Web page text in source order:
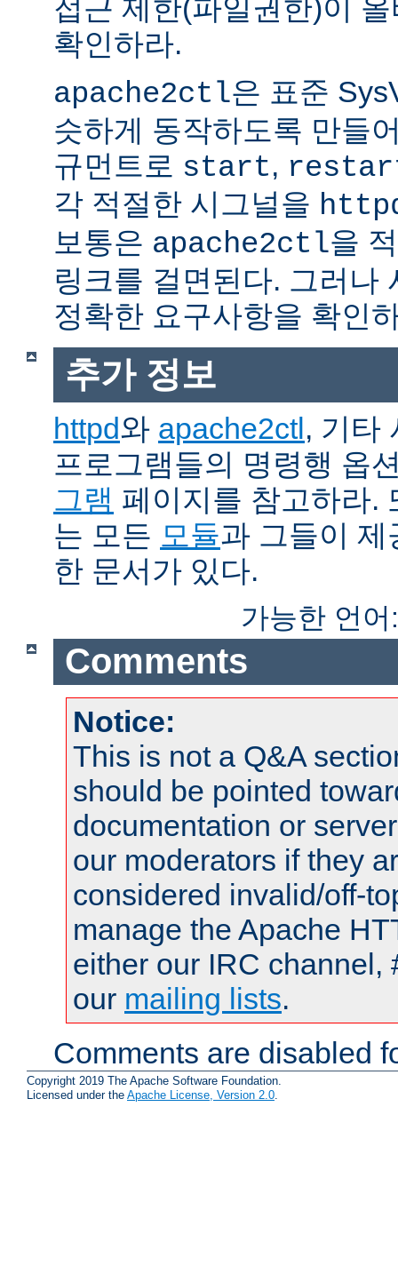
접근 제한(파일권한)이
확인하라.
apache2ctl은 표준
슷하게 동작하도록 만들
규먼트로 start,
각 적절한 시그널을
보통은 apache2ctl을
링크를 걸면된다. 그러나
정확한 요구사항을 확인
추가 정보
httpd와 apache2ctl, 기타
프로그램들의 명령행 옵
그램 페이지를 참고하라.
는 모든 모듈과 그들이
한 문서가 있다.
가능한 언
Comments
Notice:
This is not a Q&A
should be pointed
documentation or
our moderators if they
considered invalid/off-
manage the Apache
either our IRC channel,
our mailing lists.
Comments are disabled
Copyright 2019 The Apache Software Foundation.
Licensed under the Apache License, Version 2.0